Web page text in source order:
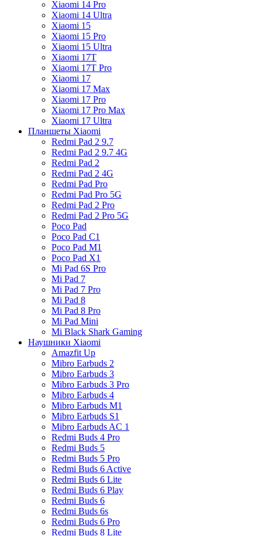
Xiaomi 14 Pro
Xiaomi 14 Ultra
Xiaomi 15
Xiaomi 15 Pro
Xiaomi 15 Ultra
Xiaomi 17T
Xiaomi 17T Pro
Xiaomi 17
Xiaomi 17 Max
Xiaomi 17 Pro
Xiaomi 17 Pro Max
Xiaomi 17 Ultra
Планшеты Xiaomi
Redmi Pad 2 9.7
Redmi Pad 2 9.7 4G
Redmi Pad 2
Redmi Pad 2 4G
Redmi Pad Pro
Redmi Pad Pro 5G
Redmi Pad 2 Pro
Redmi Pad 2 Pro 5G
Poco Pad
Poco Pad C1
Poco Pad M1
Poco Pad X1
Mi Pad 6S Pro
Mi Pad 7
Mi Pad 7 Pro
Mi Pad 8
Mi Pad 8 Pro
Mi Pad Mini
Mi Black Shark Gaming
Наушники Xiaomi
Amazfit Up
Mibro Earbuds 2
Mibro Earbuds 3
Mibro Earbuds 3 Pro
Mibro Earbuds 4
Mibro Earbuds M1
Mibro Earbuds S1
Mibro Earbuds AC 1
Redmi Buds 4 Pro
Redmi Buds 5
Redmi Buds 5 Pro
Redmi Buds 6 Active
Redmi Buds 6 Lite
Redmi Buds 6 Play
Redmi Buds 6
Redmi Buds 6s
Redmi Buds 6 Pro
Redmi Buds 8 Lite